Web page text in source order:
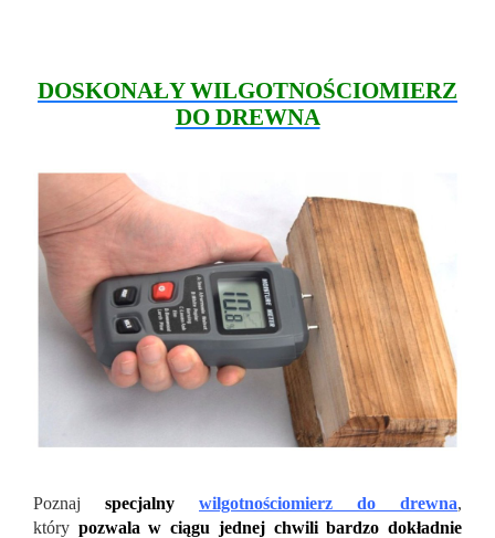
DOSKONAŁY WILGOTNOŚCIOMIERZ
DO DREWNA
Poznaj specjalny wilgotnościomierz do drewna,
który pozwala w ciągu jednej chwili bardzo dokładnie